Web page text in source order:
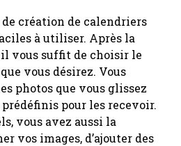
création de calendriers
à utiliser. Après la
vous suffit de choisir le
vous désirez. Vous
photos que vous glissez
prédéfinis pour les recevoir.
vous avez aussi la
vos images, d’ajouter des